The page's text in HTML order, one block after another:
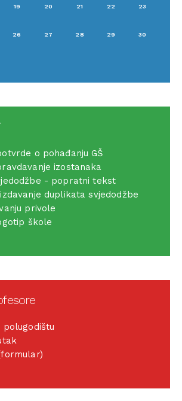
19 20 21 22 23
26 27 28 29 30
o pohađanju GŠ
izostanaka
- popratni tekst
duplikata svjedodžbe
privole
škole
polugodištu